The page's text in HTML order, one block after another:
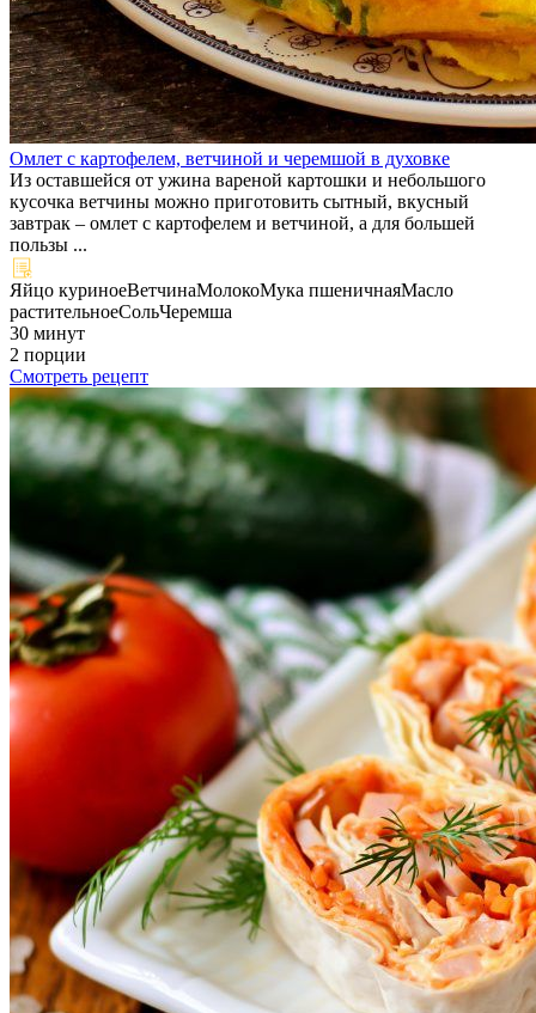
Омлет с картофелем, ветчиной и черемшой в духовке
Из оставшейся от ужина вареной картошки и небольшого
кусочка ветчины можно приготовить сытный, вкусный
завтрак – омлет с картофелем и ветчиной, а для большей
пользы ...
Яйцо куриноеВетчинаМолокоМука пшеничнаяМасло
растительноеСольЧеремша
30 минут
2 порции
Смотреть рецепт